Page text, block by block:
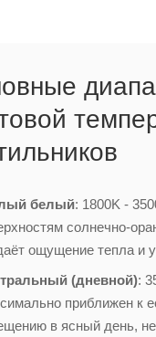
белый: 1800K -
солнечно-
ощущение тепла и
(дневной):
приближен к
в ясный день,